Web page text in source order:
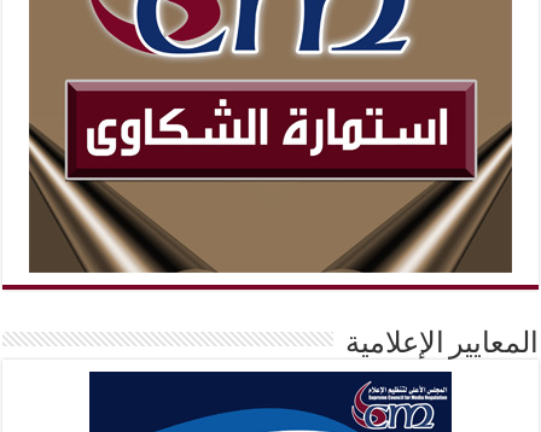
المعايير الإعلامية